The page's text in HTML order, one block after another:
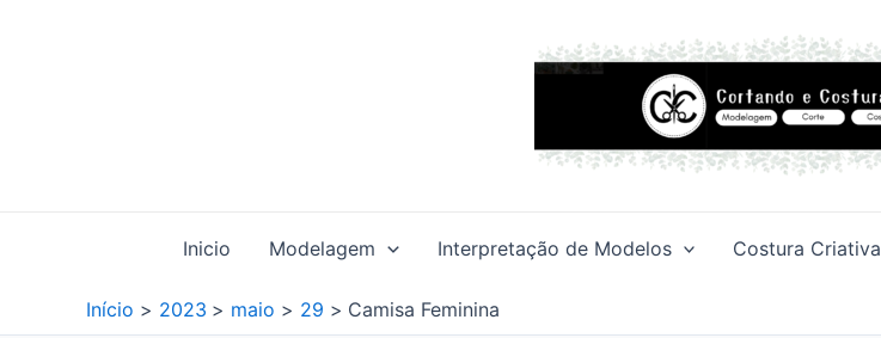
Inicio Modelagem Interpretação de Modelos Costura Criativa
Início 2023 maio 29 Camisa Feminina